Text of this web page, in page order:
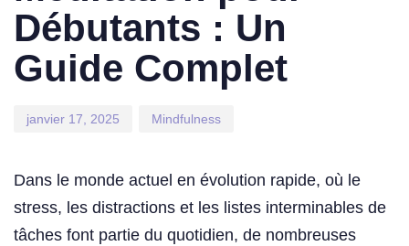
Débutants : Un
Guide Complet
janvier 17, 2025 Mindfulness
Dans le monde actuel en évolution rapide, où le
stress, les distractions et les listes interminables de
tâches font partie du quotidien, de nombreuses